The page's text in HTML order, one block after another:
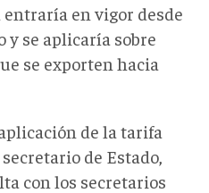
en vigor desde
y se aplicaría sobre
se exporten hacia
de la tarifa
de Estado,
con los secretarios